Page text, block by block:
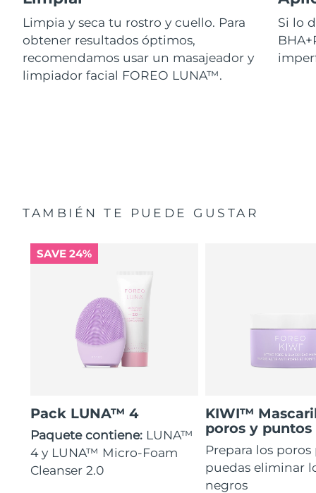
Limpia y seca tu rostro y cuello. Para
obtener resultados óptimos,
recomendamos usar un masajeador y
limpiador facial FOREO LUNA™.
Si lo
TAMBIÉN TE PUEDE GUSTAR
SAVE 24%
Pack LUNA™ 4
Paquete contiene: LUNA™
4 y LUNA™ Micro-Foam
Cleanser 2.0
KIWI™
poros y puntos
Prepara los
puedas eliminar
negros